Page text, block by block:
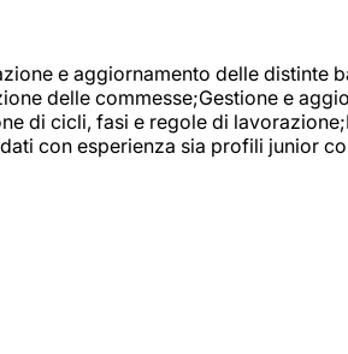
e aggiornamento delle distinte
delle commesse;Gestione e
di cicli, fasi e regole di
con esperienza sia profili junior